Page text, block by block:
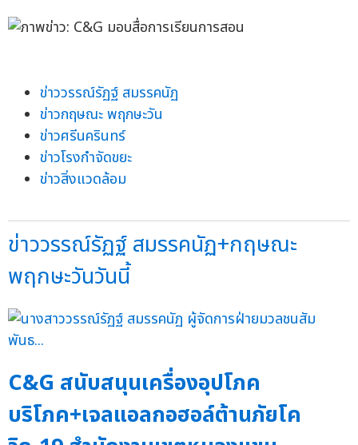
ข่าววรรณ์รัฏฐ์ สมรรคนัฏ
ข่าวกฤษณะ พฤกษะวัน
ข่าวศรีนครินทร์
ข่าวโรงกำจัดขยะ
ข่าวสิ่งแวดล้อม
ข่าววรรณ์รัฏฐ์ สมรรคนัฏ+กฤษณะ
พฤกษะวันวันนี้
C&G สนับสนุนเครื่องอุปโภค
บริโภค+เจลแอลกอฮอล์ต้านภัยโค